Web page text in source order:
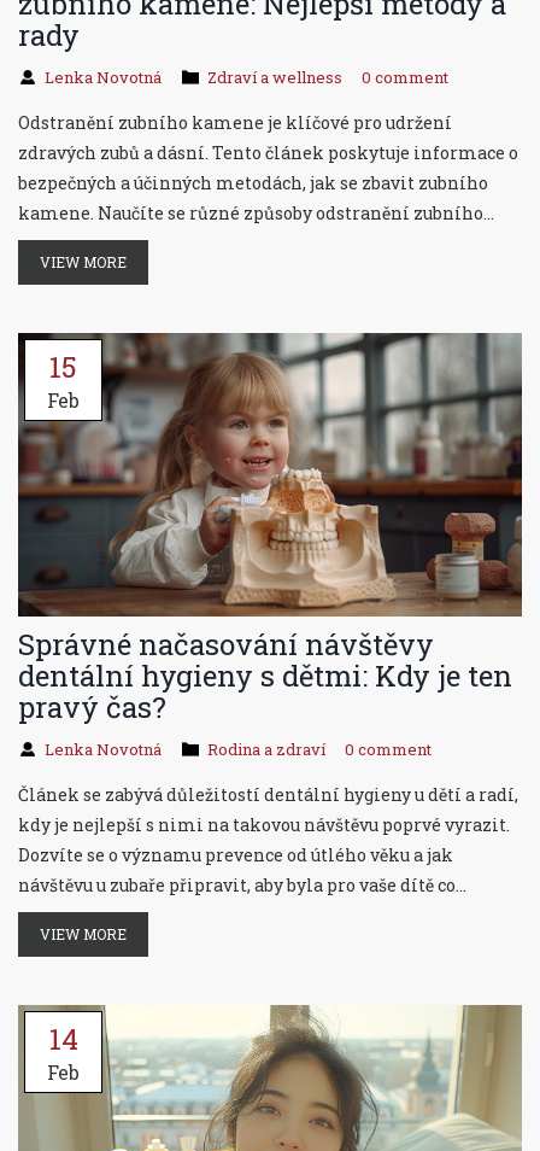
rady
Lenka Novotná Zdraví a wellness 0 comment
Odstranění zubního kamene je klíčové pro udržení
zdravých zubů a dásní. Tento článek poskytuje informace o
bezpečných a účinných metodách, jak se zbavit zubního
kamene. Naučíte se různé způsoby odstranění zubního
kamene doma i v ordinaci zubního lékaře a získáte
několik užitečných tipů, jak předcházet jeho vzniku.
VIEW MORE
15
Feb
Správné načasování návštěvy
dentální hygieny s dětmi: Kdy je ten
pravý čas?
Lenka Novotná Rodina a zdraví 0 comment
Článek se zabývá důležitostí dentální hygieny u dětí a radí,
kdy je nejlepší s nimi na takovou návštěvu poprvé vyrazit.
Dozvíte se o významu prevence od útlého věku a jak
návštěvu u zubaře připravit, aby byla pro vaše dítě co
nejpříjemnější. Zjistíte také, jak časté by tyto návštěvy
měly být a jaké další kroky můžete udělat pro zdraví zubů
VIEW MORE
14
Feb